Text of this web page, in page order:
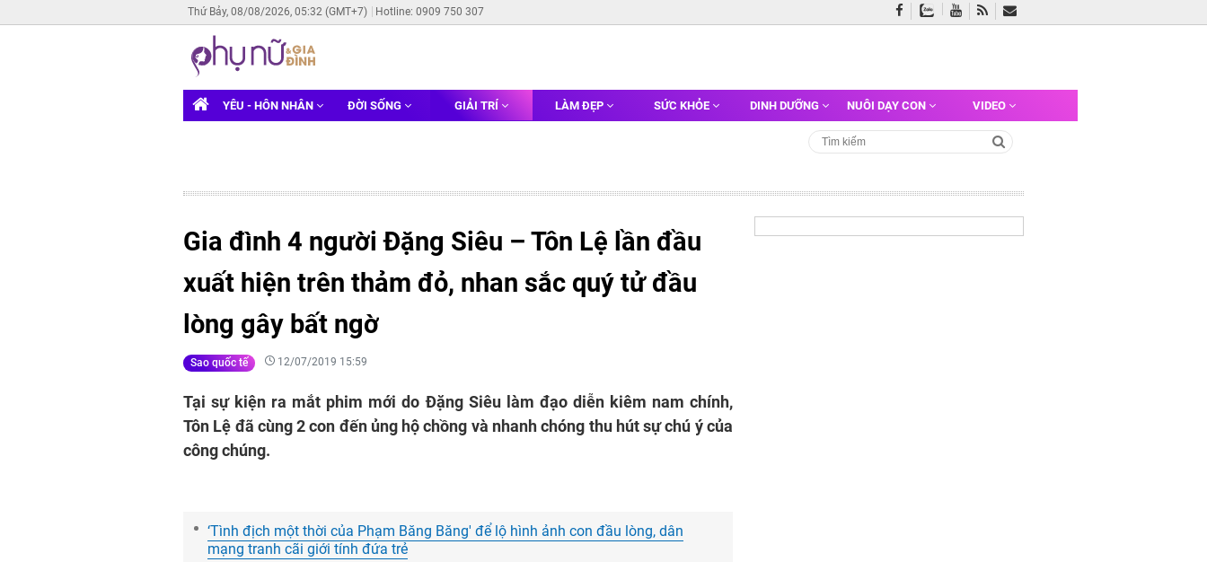
Thứ Bảy, 08/08/2026, 05:32 (GMT+7) Hotline: 0909 750 307
YÊU - HÔN NHÂN ĐỜI SỐNG GIẢI TRÍ LÀM ĐẸP SỨC KHỎE DINH DƯỠNG NUÔI DẠY CON VIDEO
Gia đình 4 người Đặng Siêu – Tôn Lệ lần đầu
xuất hiện trên thảm đỏ, nhan sắc quý tử đầu
lòng gây bất ngờ
Sao quốc tế 12/07/2019 15:59
Tại sự kiện ra mắt phim mới do Đặng Siêu làm đạo diễn kiêm nam chính,
Tôn Lệ đã cùng 2 con đến ủng hộ chồng và nhanh chóng thu hút sự chú ý của
công chúng.
‘Tình địch một thời của Phạm Băng Băng' để lộ hình ảnh con đầu lòng, dân
mạng tranh cãi giới tính đứa trẻ